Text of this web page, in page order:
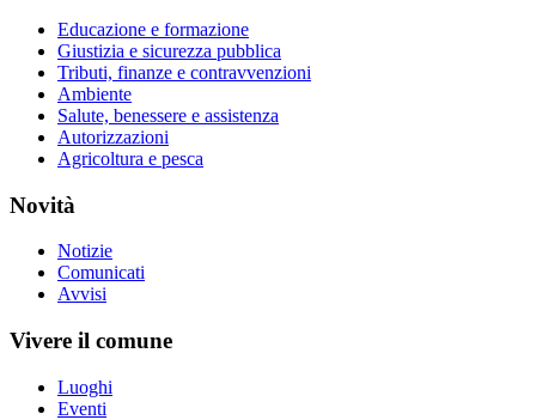
Educazione e formazione
Giustizia e sicurezza pubblica
Tributi, finanze e contravvenzioni
Ambiente
Salute, benessere e assistenza
Autorizzazioni
Agricoltura e pesca
Novità
Notizie
Comunicati
Avvisi
Vivere il comune
Luoghi
Eventi